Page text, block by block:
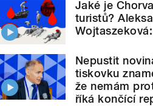
Jaké je
turistů?
Nepustit
tiskovku
že nemám
říká končící